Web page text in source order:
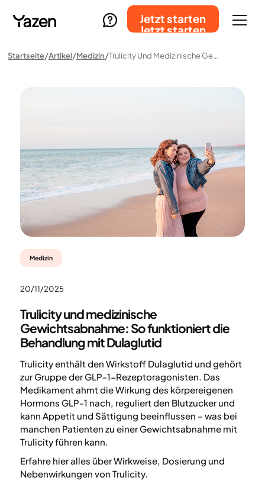
Jetzt starten
Jetzt starten
Startseite Artikel Medizin Trulicity Und Medizinische Gewichtsabnahme: So Funktioniert Die Behandlung Mit Dulaglutid
Medizin
20/11/2025
Trulicity und medizinische
Gewichtsabnahme: So funktioniert die
Behandlung mit Dulaglutid
Trulicity enthält den Wirkstoff Dulaglutid und gehört
zur Gruppe der GLP-1-Rezeptoragonisten. Das
Medikament ahmt die Wirkung des körpereigenen
Hormons GLP-1 nach, reguliert den Blutzucker und
kann Appetit und Sättigung beeinflussen – was bei
manchen Patienten zu einer Gewichtsabnahme mit
Trulicity führen kann.
Erfahre hier alles über Wirkweise, Dosierung und
Nebenwirkungen von Trulicity.